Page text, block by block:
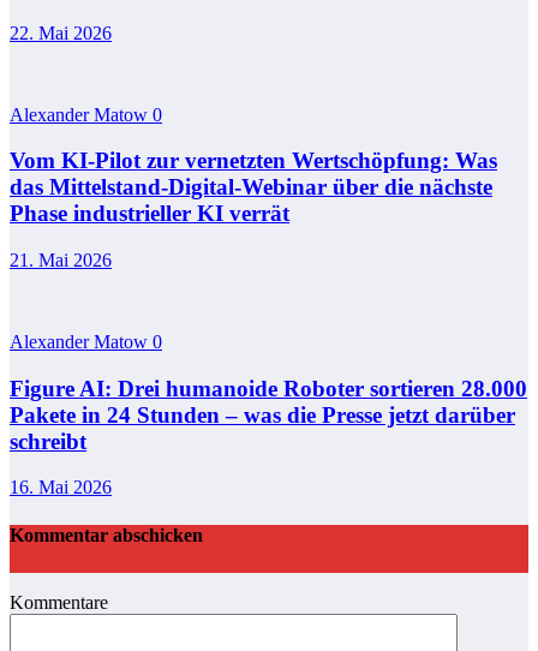
22. Mai 2026
Alexander Matow 0
Vom KI-Pilot zur vernetzten Wertschöpfung: Was
das Mittelstand-Digital-Webinar über die nächste
Phase industrieller KI verrät
21. Mai 2026
Alexander Matow 0
Figure AI: Drei humanoide Roboter sortieren 28.000
Pakete in 24 Stunden – was die Presse jetzt darüber
schreibt
16. Mai 2026
Kommentar abschicken
Kommentare